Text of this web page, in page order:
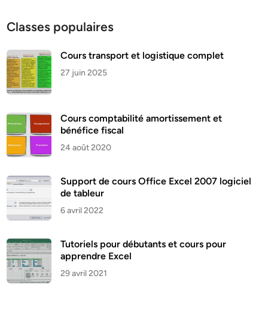
Classes populaires
Cours transport et logistique complet
27 juin 2025
Cours comptabilité amortissement et
bénéfice fiscal
24 août 2020
Support de cours Office Excel 2007 logiciel
de tableur
6 avril 2022
Tutoriels pour débutants et cours pour
apprendre Excel
29 avril 2021